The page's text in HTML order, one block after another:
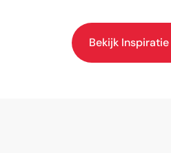
Bekijk